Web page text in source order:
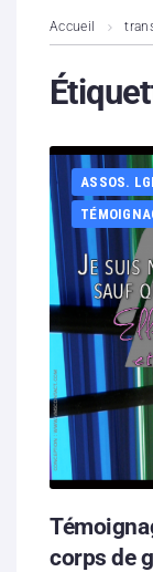
Contenus litigieux
Boutique
Partenaires
Contacts
Hébergement
Accueil
ASSOS.
corps de